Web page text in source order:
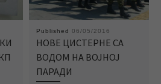
Published 06/05/2016
НОВЕ ЦИСТЕРНЕ СА
ВОДОМ НА ВОЈНОЈ
ПАРАДИ